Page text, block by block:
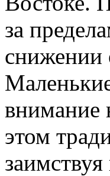
за
снижении
внимание
этом